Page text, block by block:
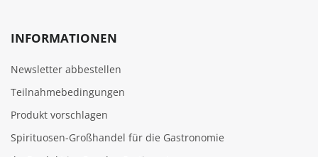
INFORMATIONEN
Newsletter abbestellen
Teilnahmebedingungen
Produkt vorschlagen
Spirituosen-Großhandel für die Gastronomie